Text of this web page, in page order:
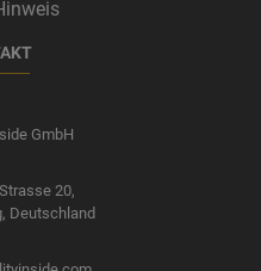
GmbH
20,
Deutschland